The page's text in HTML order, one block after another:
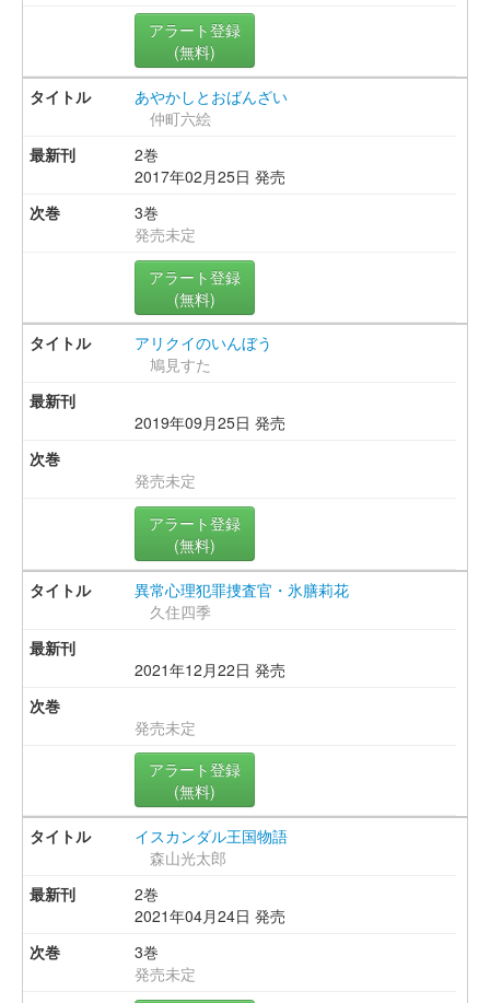
アラート登録
(無料)
あやかしとおばんざい
仲町六絵
2巻
2017年02月25日 発売
3巻
発売未定
アラート登録
(無料)
アリクイのいんぼう
鳩見すた
2019年09月25日 発売
発売未定
アラート登録
(無料)
異常心理犯罪捜査官・氷膳莉花
久住四季
2021年12月22日 発売
発売未定
アラート登録
(無料)
イスカンダル王国物語
森山光太郎
2巻
2021年04月24日 発売
3巻
発売未定